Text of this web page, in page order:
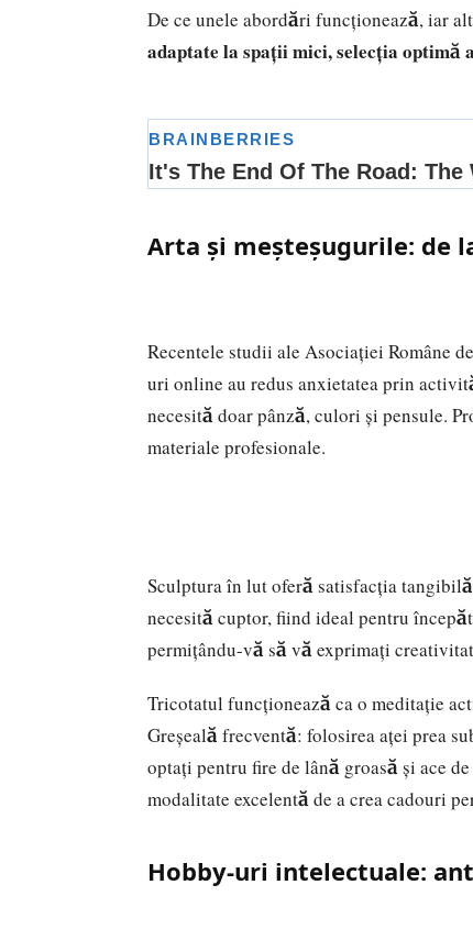
De ce unele abordări funcționează, iar
adaptate la spații mici, selecția optimă
Arta și meșteșugurile: de
Recentele studii ale Asociației Române
uri online au redus anxietatea prin
necesită doar pânză, culori și pensule.
materiale profesionale.
Sculptura în lut oferă satisfacția
necesită cuptor, fiind ideal pentru
permițându-vă să vă exprimați
Tricotatul funcționează ca o meditație
Greșeală frecventă: folosirea aței prea
optați pentru fire de lână groasă și ace
modalitate excelentă de a crea cadouri
Hobby-uri intelectuale: